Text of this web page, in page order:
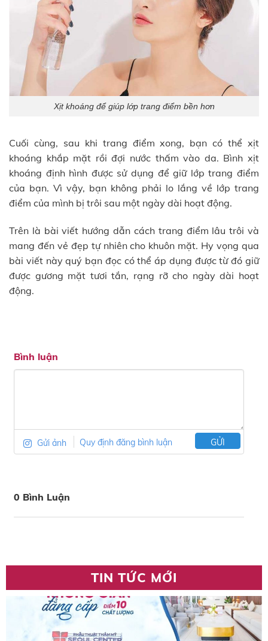
Xịt khoáng để giúp lớp trang điểm bền hơn
Cuối cùng, sau khi trang điểm xong, bạn có thể xịt
khoáng khắp mặt rồi đợi nước thấm vào da. Bình xịt
khoáng định hình được sử dụng để giữ lớp trang điểm
của bạn. Vì vậy, bạn không phải lo lắng về lớp trang
điểm của mình bị trôi sau một ngày dài hoạt động.
Trên là bài viết hướng dẫn cách trang điểm lâu trôi và
mang đến vẻ đẹp tự nhiên cho khuôn mặt. Hy vọng qua
bài viết này quý bạn đọc có thể áp dụng được từ đó giữ
được gương mặt tươi tắn, rạng rỡ cho ngày dài hoạt
động.
Bình luận
Gửi ảnh Quy định đăng bình luận GỬI
0 Bình Luận
TIN TỨC MỚI